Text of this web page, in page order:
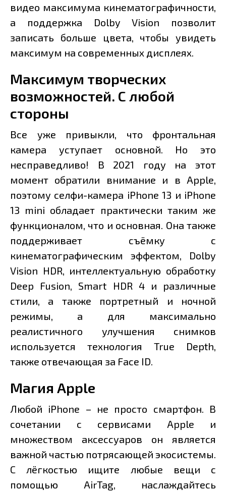
видео максимума кинематографичности,
а поддержка Dolby Vision позволит
записать больше цвета, чтобы увидеть
максимум на современных дисплеях.
Максимум творческих
возможностей. С любой
стороны
Все уже привыкли, что фронтальная
камера уступает основной. Но это
несправедливо! В 2021 году на этот
момент обратили внимание и в Apple,
поэтому селфи-камера iPhone 13 и iPhone
13 mini обладает практически таким же
функционалом, что и основная. Она также
поддерживает съёмку с
кинематографическим эффектом, Dolby
Vision HDR, интеллектуальную обработку
Deep Fusion, Smart HDR 4 и различные
стили, а также портретный и ночной
режимы, а для максимально
реалистичного улучшения снимков
используется технология True Depth,
также отвечающая за Face ID.
Магия Apple
Любой iPhone – не просто смартфон. В
сочетании с сервисами Apple и
множеством аксессуаров он является
важной частью потрясающей экосистемы.
С лёгкостью ищите любые вещи с
помощью AirTag, наслаждайтесь